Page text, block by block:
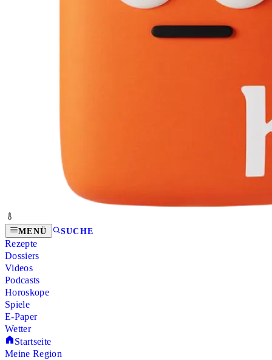
MENÜ SUCHE
Rezepte
Dossiers
Videos
Podcasts
Horoskope
Spiele
E-Paper
Wetter
Startseite
Meine Region